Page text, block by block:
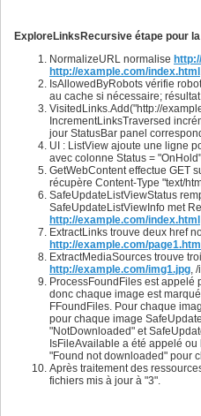
749
750
751
753
755
758
760
762
765
767
769
776
ExploreLinksRecursive étape pour
NormalizeURL normalise
http://example.com/index.html
IsAllowedByRobots vérifie
au cache si nécessaire;
VisitedLinks.Add("http://
IncrementLinksTraversed
jour StatusBar panel
UI : ListView ajoute une ligne
avec colonne Status =
GetWebContent effectue GET
récupère Content-Type "text/
SafeUpdateListViewStatus
SafeUpdateListViewInfo met
http://example.com/index.html
ExtractLinks trouve deux href
http://example.com/page1.html
ExtractMediaSources trouve
http://example.com/img1.jpg,
ProcessFoundFiles est appelé
donc chaque image est
FFoundFiles. Pour chaque
pour chaque image
"NotDownloaded" et
IsFileAvailable a été appelé
"Found not downloaded" pour
Après traitement des
fichiers mis à jour à "3".